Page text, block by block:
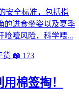
安全标准，包括指
的进食坐姿以及夏季
呛噎风险，科学喂...
货 📖 173
棉签掏！